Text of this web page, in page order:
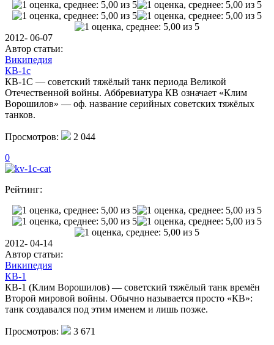
2012- 06-07
Автор статьи:
Википедия
КВ-1с
КВ-1С — советский тяжёлый танк периода Великой
Отечественной войны. Аббревиатура КВ означает «Клим
Ворошилов» — оф. название серийных советских тяжёлых
танков.
Просмотров:
2 044
0
Рейтинг:
2012- 04-14
Автор статьи:
Википедия
КВ-1
КВ-1 (Клим Ворошилов) — советский тяжёлый танк времён
Второй мировой войны. Обычно называется просто «КВ»:
танк создавался под этим именем и лишь позже.
Просмотров:
3 671